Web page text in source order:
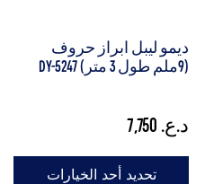
ديمو ليبل ابراز حروف
(9ملم طول 3 متر) DY-5247
د.ع.
تحديد أحد الخيارات